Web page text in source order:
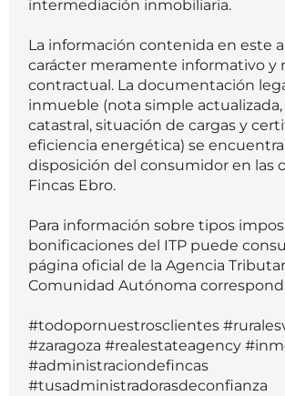
intermediación inmobiliaria.
La información contenida en este
carácter meramente informativo y
contractual. La documentación
inmueble (nota simple
catastral, situación de cargas y
eficiencia energética) se encuentra
disposición del consumidor en las
Fincas Ebro.
Para información sobre tipos
bonificaciones del ITP puede
página oficial de la Agencia
Comunidad Autónoma
#todopornuestrosclientes
#zaragoza #realestateagency
#administraciondefincas
#tusadministradorasdeconfianza